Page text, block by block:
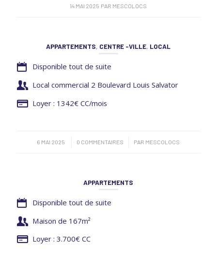
14 MAI 2025 PAR MESCOLOCS
APPARTEMENTS, CENTRE -VILLE, LOCAL
Disponible tout de suite
Local commercial 2 Boulevard Louis Salvator
Loyer : 1342€ CC/mois
6 MAI 2025
/ 0 COMMENTAIRES
/ PAR MESCOLOCS
APPARTEMENTS
Disponible tout de suite
Maison de 167m²
Loyer : 3.700€ CC